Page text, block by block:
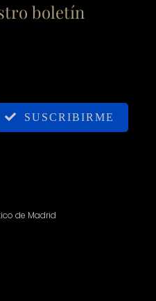
boletín
SUSCRIBIRME
de Madrid